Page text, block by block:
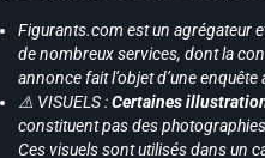
Figurants.com est un agrégateur
de nombreux services, dont la
annonce fait l’objet d’une
⚠️ VISUELS :Certaines
constituent pas des
Ces visuels sont utilisés dans un